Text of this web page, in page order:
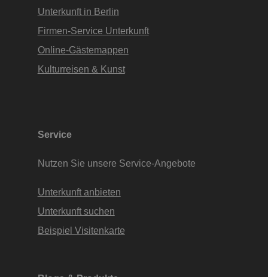
Unterkunft in Berlin
Firmen-Service Unterkunft
Online-Gästemappen
Kulturreisen & Kunst
Service
Nutzen Sie unsere Service-Angebote
Unterkunft anbieten
Unterkunft suchen
Beispiel Visitenkarte